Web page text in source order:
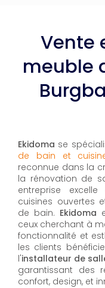
Vente
meuble
Ekidoma se
de bain et
reconnue dans la
la rénovation de
entreprise
cuisines ouvertes
de bain. Ekidoma
ceux cherchant à
fonctionnalité et
les clients
l'installateur de
garantissant des
confort, design, et